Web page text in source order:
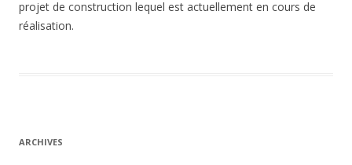
projet de construction lequel est actuellement en cours de
réalisation.
ARCHIVES